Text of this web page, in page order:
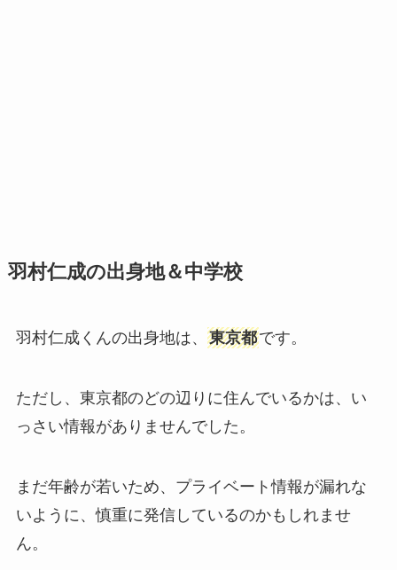
羽村仁成の出身地＆中学校
羽村仁成くんの出身地は、 東京都です。
ただし、東京都のどの辺りに住んでいるかは、い
っさい情報がありませんでした。
まだ年齢が若いため、プライベート情報が漏れな
いように、慎重に発信しているのかもしれませ
ん。